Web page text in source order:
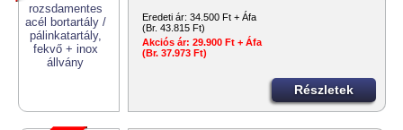
Eredeti ár: 34.500 Ft + Áfa
(Br. 43.815 Ft)
Akciós ár: 29.900 Ft + Áfa
(Br. 37.973 Ft)
Részletek